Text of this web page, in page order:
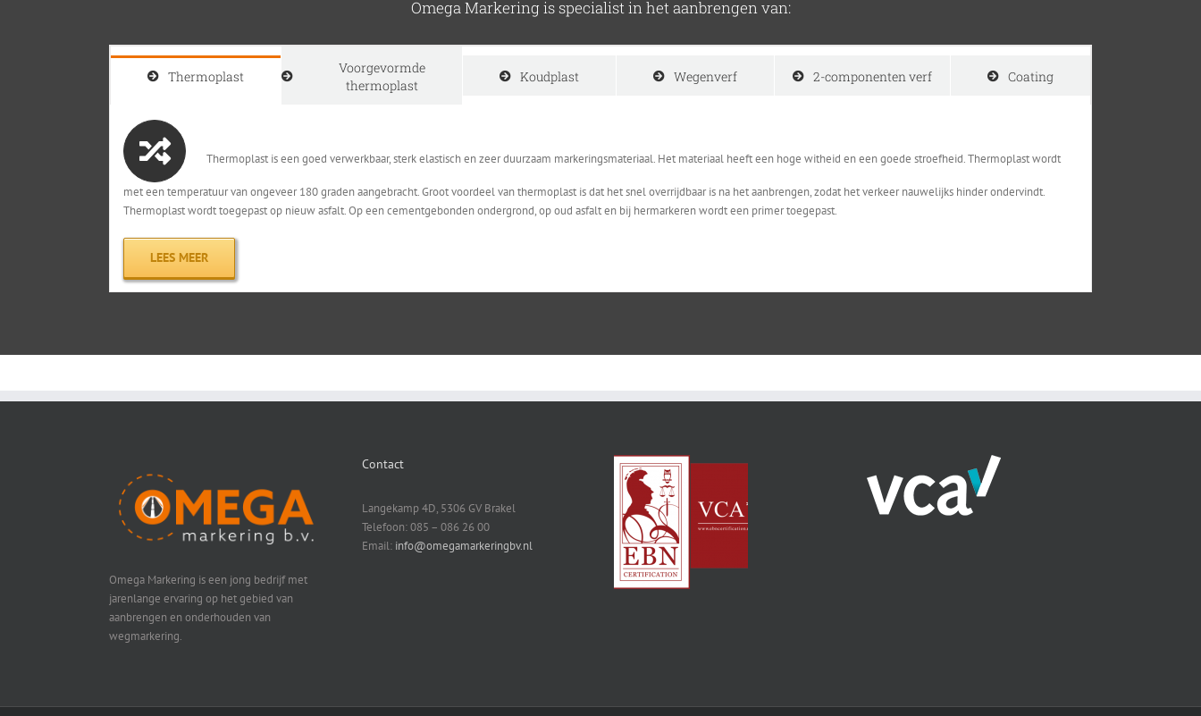
Omega Markering is specialist in het aanbrengen van:
Thermoplast
Voorgevormde
thermoplast
Koudplast Wegenverf 2-componenten verf Coating
Thermoplast is een goed verwerkbaar, sterk elastisch en zeer duurzaam markeringsmateriaal. Het materiaal heeft een hoge witheid en een goede stroefheid. Thermoplast wordt
met een temperatuur van ongeveer 180 graden aangebracht. Groot voordeel van thermoplast is dat het snel overrijdbaar is na het aanbrengen, zodat het verkeer nauwelijks hinder ondervindt.
Thermoplast wordt toegepast op nieuw asfalt. Op een cementgebonden ondergrond, op oud asfalt en bij hermarkeren wordt een primer toegepast.
LEES MEER
Omega Markering is een jong bedrijf met
jarenlange ervaring op het gebied van
aanbrengen en onderhouden van
wegmarkering.
Contact
Langekamp 4D, 5306 GV Brakel
Telefoon: 085 – 086 26 00
Email: info@omegamarkeringbv.nl